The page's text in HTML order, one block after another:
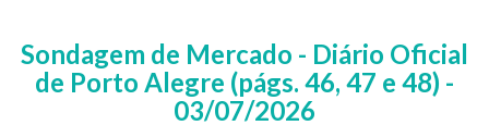
site
SMP
Sondagem de Mercado - Diário Oficial
de Porto Alegre (págs. 46, 47 e 48) -
03/07/2026